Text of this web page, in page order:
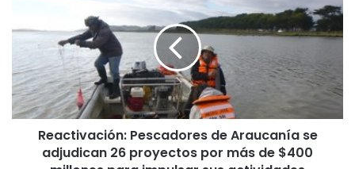
c
v
a
c
Reactivación: Pescadores de Araucanía se
adjudican 26 proyectos por más de $400